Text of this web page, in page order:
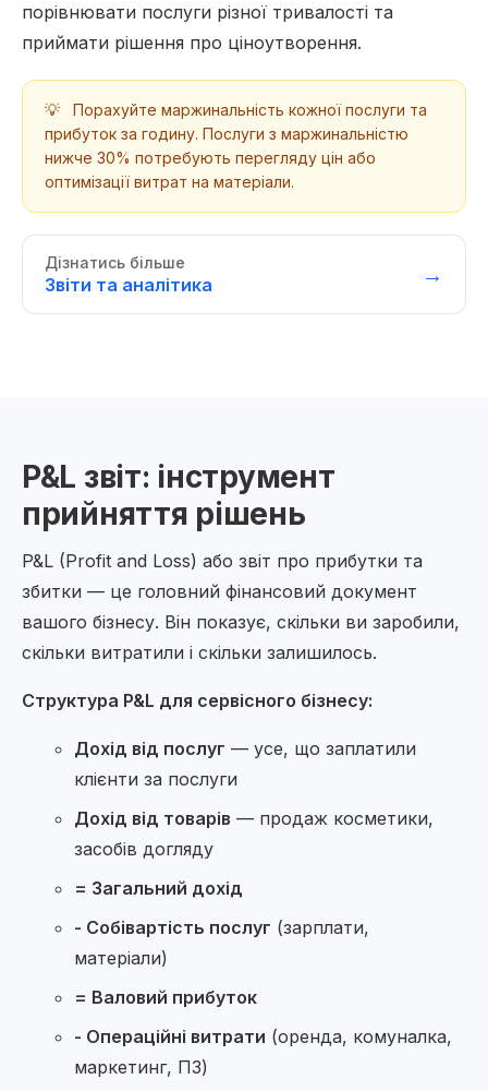
порівнювати послуги різної тривалості та
приймати рішення про ціноутворення.
💡
Порахуйте маржинальність кожної послуги та
прибуток за годину. Послуги з маржинальністю
нижче 30% потребують перегляду цін або
оптимізації витрат на матеріали.
Дізнатись більше
Звіти та аналітика →
P&L звіт: інструмент
прийняття рішень
P&L (Profit and Loss) або звіт про прибутки та
збитки — це головний фінансовий документ
вашого бізнесу. Він показує, скільки ви заробили,
скільки витратили і скільки залишилось.
Структура P&L для сервісного бізнесу:
Дохід від послуг — усе, що заплатили
клієнти за послуги
Дохід від товарів — продаж косметики,
засобів догляду
= Загальний дохід
- Собівартість послуг (зарплати,
матеріали)
= Валовий прибуток
- Операційні витрати (оренда, комуналка,
маркетинг, ПЗ)